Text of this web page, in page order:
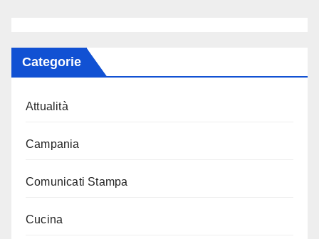
Categorie
Attualità
Campania
Comunicati Stampa
Cucina